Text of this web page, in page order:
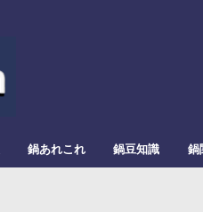
鍋あれこれ 鍋豆知識 鍋